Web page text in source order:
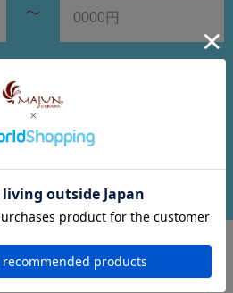
～
検索する